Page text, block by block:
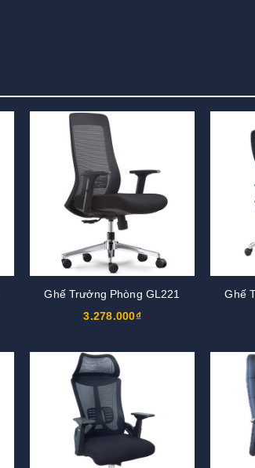
Ghế Trưởng Phòng GL221
3.278.000₫
Ghế